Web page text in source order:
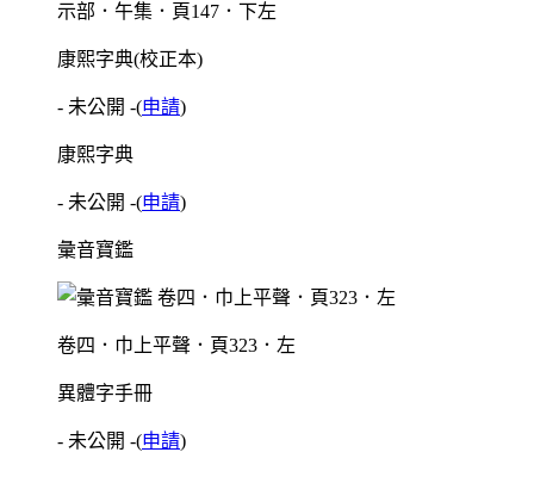
示部．午集．頁147．下左
康熙字典(校正本)
- 未公開 -(申請)
康熙字典
- 未公開 -(申請)
彙音寶鑑
卷四．巾上平聲．頁323．左
異體字手冊
- 未公開 -(申請)